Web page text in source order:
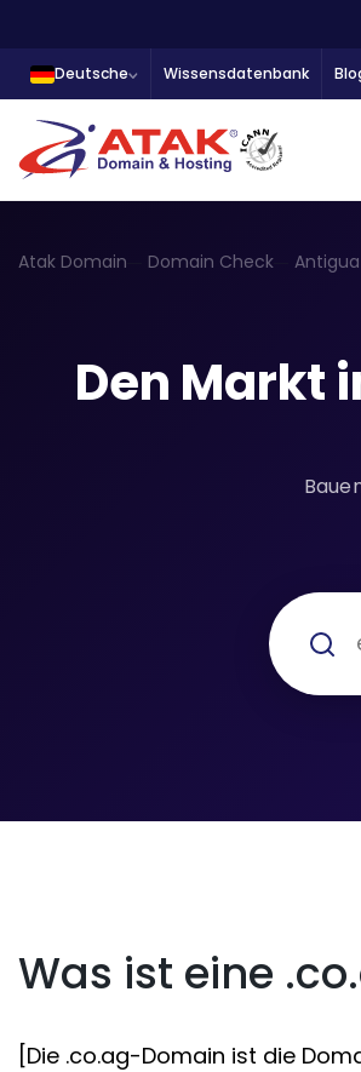
Deutsche Wissensdatenbank
Atak Domain Domain Check
Den Markt
Was ist eine
[Die .co.ag-Domain ist die